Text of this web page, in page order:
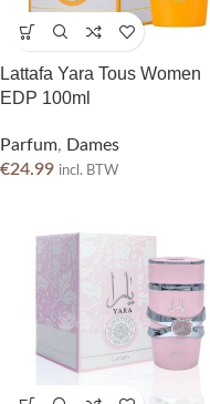
Lattafa Yara Tous Women
EDP 100ml
Parfum, Dames
€24.99 incl. BTW